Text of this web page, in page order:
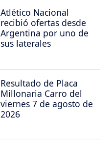
Atlético Nacional
recibió ofertas desde
Argentina por uno de
sus laterales
Resultado de Placa
Millonaria Carro del
viernes 7 de agosto de
2026